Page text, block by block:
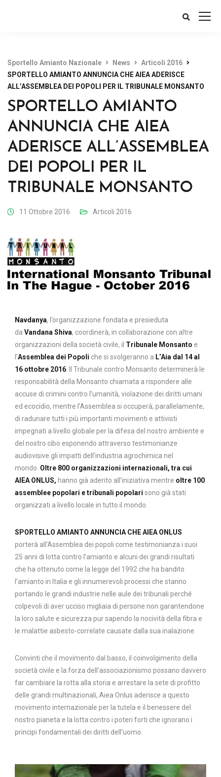
Sportello Amianto Nazionale News
Articoli 2016
SPORTELLO AMIANTO ANNUNCIA CHE AIEA ADERISCE
ALL’ASSEMBLEA DEI POPOLI PER IL TRIBUNALE MONSANTO
SPORTELLO AMIANTO
ANNUNCIA CHE AIEA
ADERISCE ALL’ASSEMBLEA
DEI POPOLI PER IL
TRIBUNALE MONSANTO
11 Ottobre 2016 Articoli 2016
Navdanya, l’organizzazione fondata e presieduta
da Vandana Shiva, coordinerà, in collaborazione con altre
organizzazioni della società civile, il Tribunale Monsanto e
l’Assemblea dei Popoli che si svolgeranno a L’Aia dal 14 al
16 ottobre 2016 . Il Tribunale contro Monsanto determinerà le
responsabilità della Monsanto chiamata a rispondere alle
accuse di crimini contro l’umanità, violazione dei diritti umani
ed ecocidio, mentre l’Assemblea si occuperà, parallelamente,
di radunare tutti i più importanti movimenti e attivisti
impegnati a livello globale per la difesa del nostro ambiente e
del nostro cibo esponendo attraverso testimonianze
audiovisive gli impatti dell’industria agrochimica nel
mondo. Oltre 800 organizzazioni internazionali, tra cui
AIEA ONLUS, hanno già aderito all’iniziativa mentre oltre 100
assemblee popolari e tribunali popolari sono già stati
organizzati a livello locale in tutto il mondo.
SPORTELLO AMIANTO ANNUNCIA CHE AIEA ONLUS
porterà all’Assemblea dei popoli come testimonianza i suoi
25 anni di lotta contro l’amianto e alcuni dei grandi risultati
che ha ottenuto come la legge del 1992 che ha bandito
l’amianto in Italia e gli innumerevoli processi che stanno
portando le grandi industrie nelle aule dei tribunali perché
colpevoli di aver ucciso migliaia di persone non garantendone
la loro salute e sicurezza pur sapendo la nocività della fibra e
le malattie asbesto-correlate causate dalla sua inalazione.
Convinti che il movimento dal basso, il coinvolgimento della
società civile e la forza dell’associazionismo possano davvero
far cambiare la rotta alla storia e arrestare la sete di profitto
delle grandi multinazionali, Aiea Onlus aderisce a questo
movimento internazionale per la tutela e il benessere del
nostro pianeta e la lotta contro i poteri forti che ignorano i
principi fondamentali dei diritti dell’uomo.